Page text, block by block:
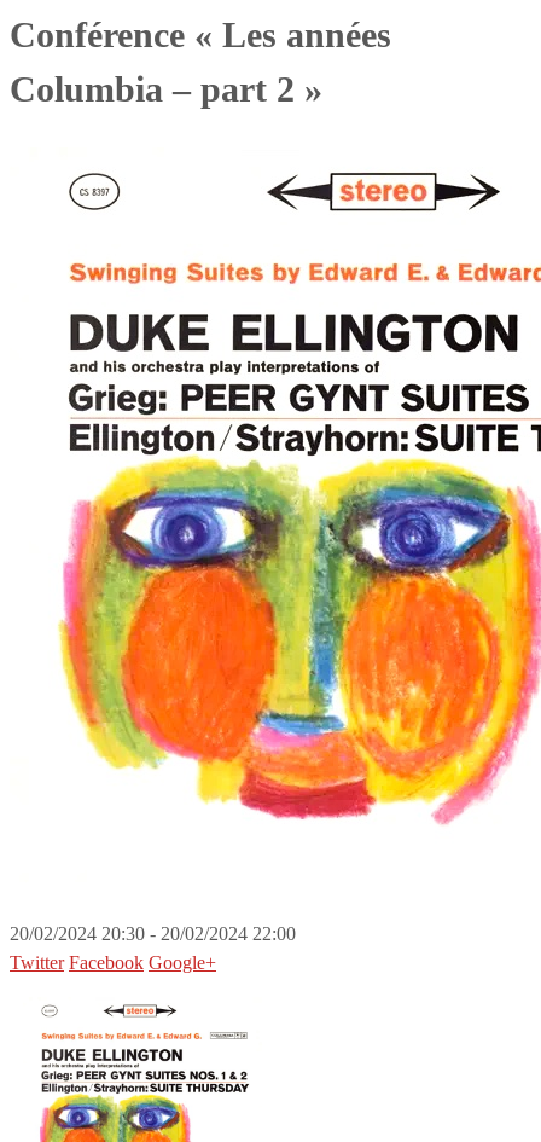
Conférence « Les années
Columbia – part 2 »
20/02/2024 20:30 - 20/02/2024 22:00
Twitter Facebook Google+